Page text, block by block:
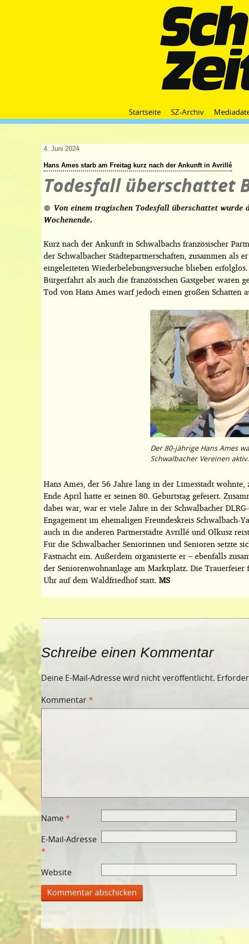
Startseite SZ-Archiv
4. Juni 2024
Hans Ames starb am Freitag kurz nach der Ankunft in Avrillé
Todesfall überschattet
Von einem tragischen Todesfall überschattet
Wochenende.
Kurz nach der Ankunft in Schwalbachs französischer
der Schwalbacher Städtepartnerschaften, zusammen als
eingeleiteten Wiederbelebungsversuche blieben
Bürgerfahrt als auch die französischen Gastgeber waren
Tod von Hans Ames warf jedoch einen großen Schatten
Der 80-jährige Hans Ames
Schwalbacher Vereinen
Hans Ames, der 56 Jahre lang in der Limesstadt
Ende April hatte er seinen 80. Geburtstag gefeiert.
dabei war, war er viele Jahre in der Schwalbacher
Engagement im ehemaligen Freundeskreis Schwalbach-
auch in die anderen Partnerstädte Avrillé und Olkusz
Für die Schwalbacher Seniorinnen und Senioren setzte
Fastnacht ein. Außerdem organisierte er – ebenfalls
der Seniorenwohnanlage am Marktplatz. Die
Uhr auf dem Waldfriedhof statt. MS
Schreibe einen Kommentar
Deine E-Mail-Adresse wird nicht veröffentlicht.
Kommentar*
Name*
E-Mail-Adresse
*
Website